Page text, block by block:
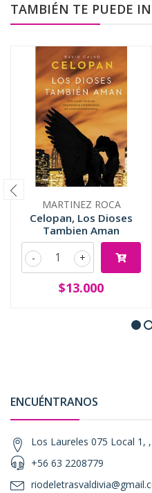
TAMBIÉN TE PUEDE
MARTINEZ ROCA
Celopan, Los Dioses
Tambien Aman
+
-
$13.000
ENCUÉNTRANOS
Los Laureles 075 Local 1,
+56 63 2208779